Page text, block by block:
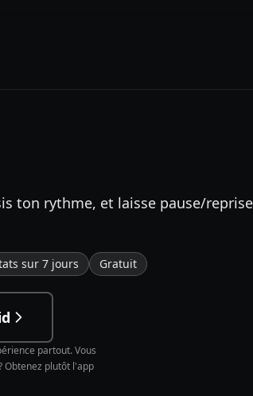
ton rythme, et laisse pause/reprise
sur 7 jours Gratuit
partout. Vous
Obtenez plutôt l'app